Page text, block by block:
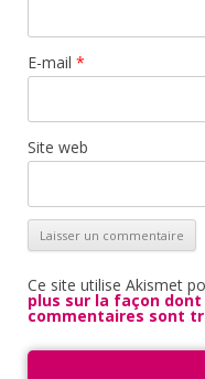
E-mail *
Site web
Ce site utilise Akismet
plus sur la façon
commentaires sont